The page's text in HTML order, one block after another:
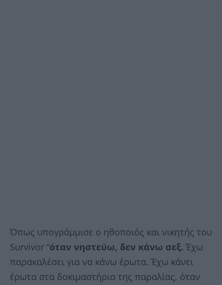
Όπως υπογράμμισε ο ηθοποιός και νικητής του
Survivor “όταν νηστεύω, δεν κάνω σεξ. Έχω
παρακαλέσει για να κάνω έρωτα. Έχω κάνει
έρωτα στα δοκιμαστήρια της παραλίας, όταν